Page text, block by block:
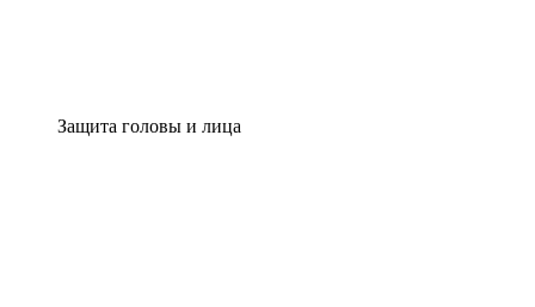
Защита головы и лица